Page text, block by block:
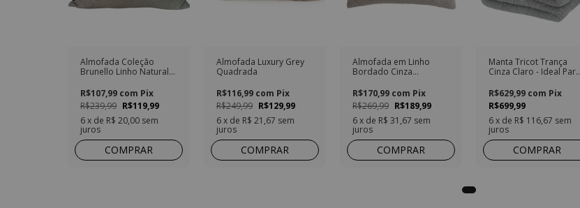
Almofada Coleção
Brunello Linho Natural
Cinza Quadrada
R$239,99 R$119,99
R$107,99 com Pix
6x de R$ 20,00 sem
juros
COMPRAR
Almofada Luxury Grey
Quadrada
R$249,99 R$129,99
R$116,99 com Pix
6x de R$ 21,67 sem
juros
COMPRAR
Almofada em Linho
Bordado Cinza
R$269,99 R$189,99
R$170,99 com Pix
6x de R$ 31,67 sem
juros
COMPRAR
Manta Tricot Trança
Cinza Claro - Ideal Para
R$699,99
R$629,99 com Pix
6x de R$ 116,67 sem
juros
COMPRAR